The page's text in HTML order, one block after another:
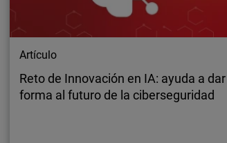
Artículo
Reto de Innovación en IA: ayuda a dar
forma al futuro de la ciberseguridad